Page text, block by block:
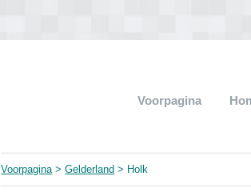
Voorpagina
Voorpagina>Gelderland > Holk